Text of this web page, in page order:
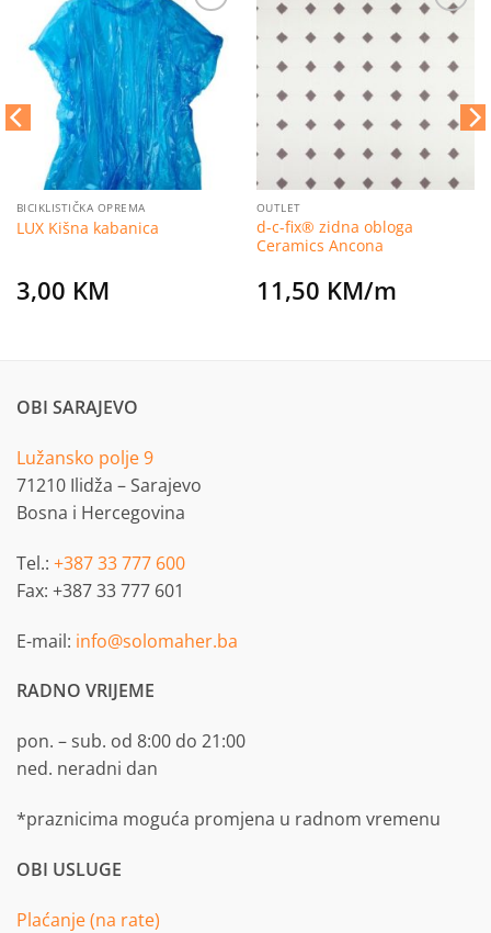
Dodaj
na
listu
želja
BICIKLISTIČKA OPREMA
LUX Kišna kabanica
3,00 KM
na
želja
OUTLET
d-c-fix® zidna obloga
Ceramics Ancona
11,50 KM/m
OBI SARAJEVO
Lužansko polje 9
71210 Ilidža – Sarajevo
Bosna i Hercegovina
Tel.: +387 33 777 600
Fax: +387 33 777 601
E-mail: info@solomaher.ba
RADNO VRIJEME
pon. – sub. od 8:00 do 21:00
ned. neradni dan
*praznicima moguća promjena u radnom vremenu
OBI USLUGE
Plaćanje (na rate)